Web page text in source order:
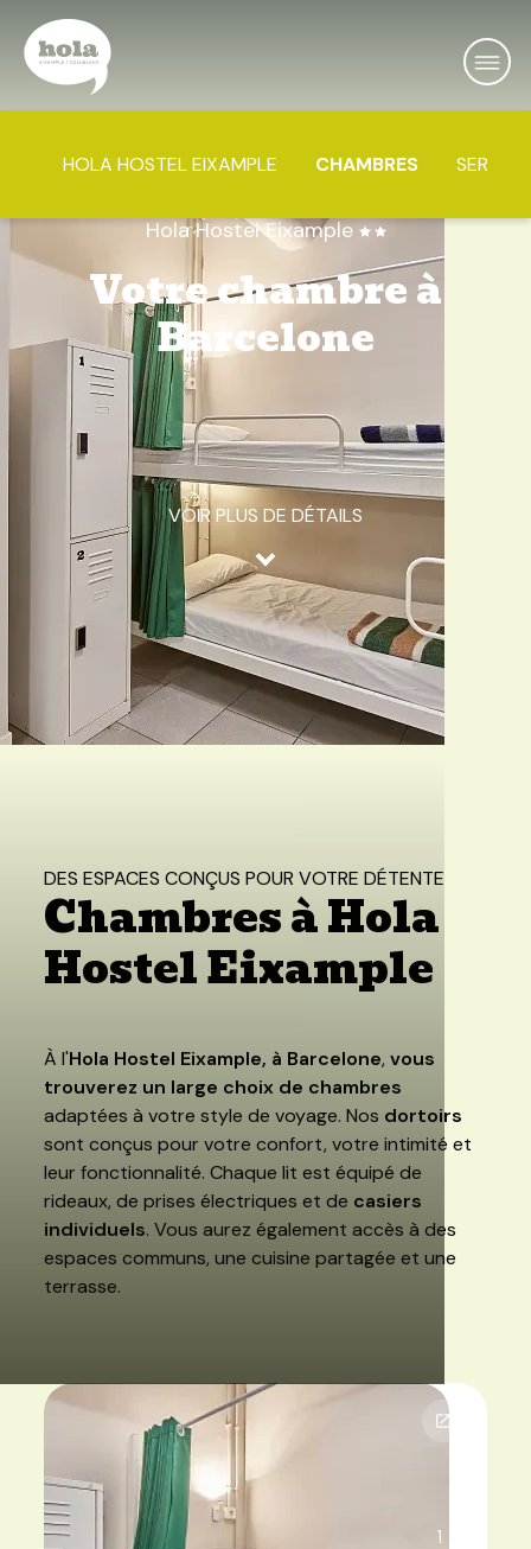
Hola Hostel Eixample
Votre chambre à
Barcelone
VOIR PLUS DE DÉTAILS
HOLA HOSTEL EIXAMPLE CHAMBRES
Accueil /Hola Hostel Eixample /Chambres
DES ESPACES CONÇUS POUR VOTRE DÉTENTE
Chambres à Hola
Hostel Eixample
À l'Hola Hostel Eixample, à Barcelone,vous
trouverez un large choix de chambres
adaptées à votre style de voyage. Nos dortoirs
sont conçus pour votre confort, votre intimité et
leur fonctionnalité. Chaque lit est équipé de
rideaux, de prises électriques et de casiers
individuels. Vous aurez également accès à des
espaces communs, une cuisine partagée et une
terrasse.
1